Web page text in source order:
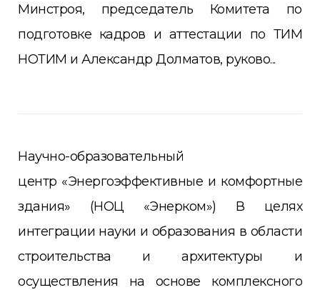
Минстроя, председатель Комитета по
подготовке кадров и аттестации по ТИМ
НОТИМ и Александр Долматов, руково...
Научно-образовательный
центр «Энергоэффективные и комфортные
здания» (НОЦ «Энерком») В целях
интеграции науки и образования в области
строительства и архитектуры и
осуществления на основе комплексного